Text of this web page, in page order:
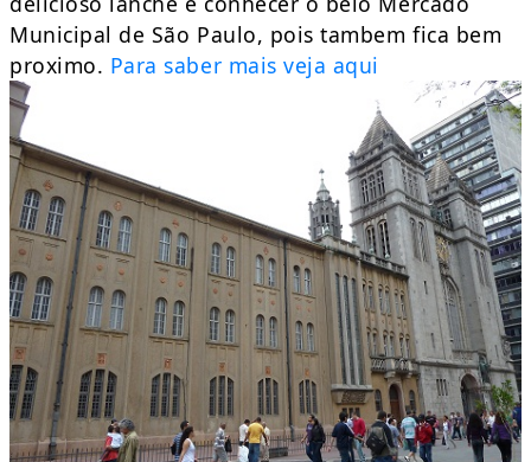
Municipal de São Paulo, pois tambem fica bem
proximo. Para saber mais veja aqui